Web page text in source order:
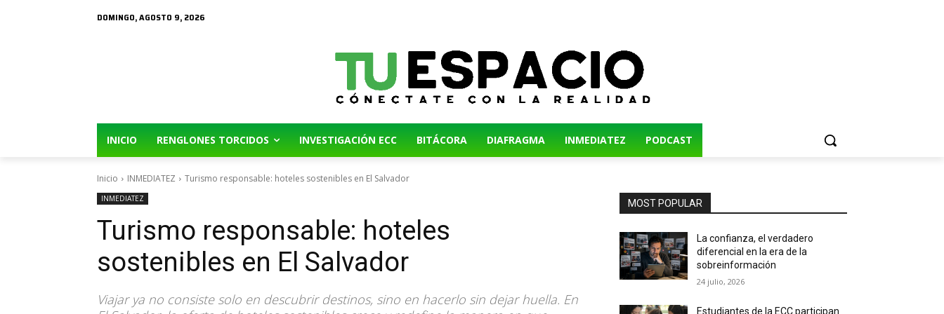
DOMINGO, AGOSTO 9, 2026
INICIO RENGLONES TORCIDOS INVESTIGACIÓN ECC BITÁCORA DIAFRAGMA INMEDIATEZ PODCAST
Inicio INMEDIATEZ Turismo responsable: hoteles sostenibles en El Salvador
INMEDIATEZ
Turismo responsable: hoteles
sostenibles en El Salvador
Viajar ya no consiste solo en descubrir destinos, sino en hacerlo sin dejar huella. En
MOST POPULAR
La confianza, el verdadero
diferencial en la era de la
sobreinformación
24 julio, 2026
Estudiantes de la ECC participan